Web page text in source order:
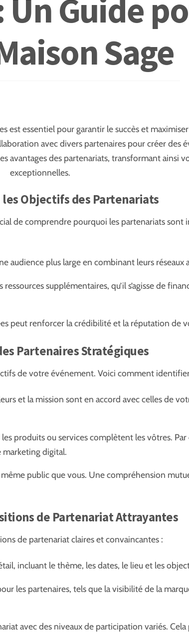
Guide
Sage
est essentiel pour garantir le succès et
avec divers partenaires pour créer des
avantages des partenariats, transformant ainsi
exceptionnelles.
Objectifs des Partenariats
de comprendre pourquoi les partenariats sont
audience plus large en combinant leurs réseaux
supplémentaires, qu’il s’agisse de
peut renforcer la crédibilité et la réputation de
Partenaires Stratégiques
de votre événement. Voici comment
et la mission sont en accord avec celles de
produits ou services complètent les vôtres.
marketing digital.
public que vous. Une compréhension
de Partenariat Attrayantes
de partenariat claires et convaincantes :
incluant le thème, les dates, le lieu et les
les partenaires, tels que la visibilité de la
avec des niveaux de participation variés.